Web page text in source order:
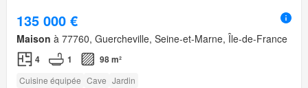
135 000 €
Maison à 77760, Guercheville, Seine-et-Marne, Île-de-France
4 1 98 m²
Cuisine équipée Cave Jardin